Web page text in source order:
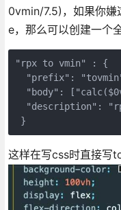
0vmin/7.5)，如果你
e，那么可以创建一个
"rpx to vmin" : {
"prefix":
"body":
"description":
}
这样在写css时直接写